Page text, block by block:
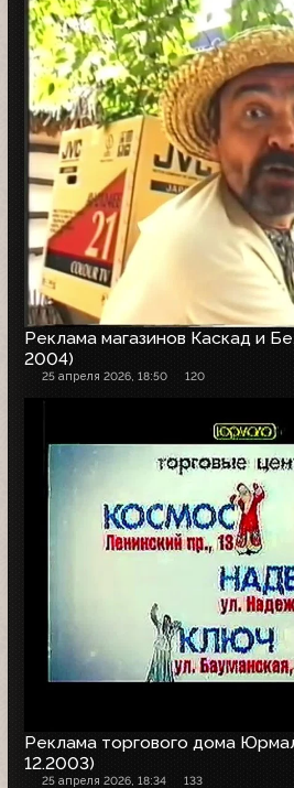
Реклама магазинов Каскад и
2004)
25 апреля 2026, 18:50 120
Реклама торгового дома
12.2003)
25 апреля 2026, 18:34 133